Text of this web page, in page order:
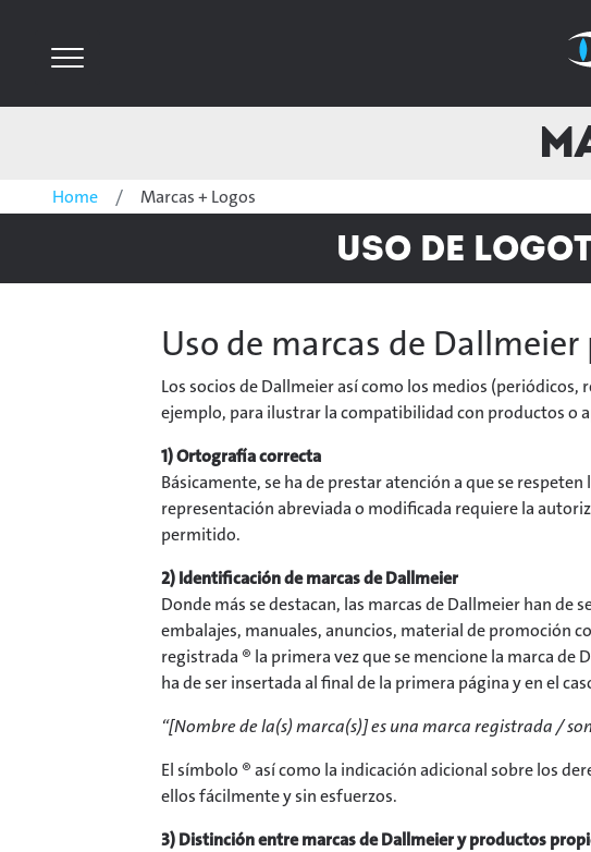
Home Marcas + Logos
Uso de
Uso de marcas de Dallmeier
Los socios de Dallmeier así como los medios
ejemplo, para ilustrar la compatibilidad con productos o
1) Ortografía correcta
Básicamente, se ha de prestar atención a que se
representación abreviada o modificada requiere la
permitido.
2) Identificación de marcas de Dallmeier
Donde más se destacan, las marcas de Dallmeier han
embalajes, manuales, anuncios, material de promoción
registrada ® la primera vez que se mencione la marca
ha de ser insertada al final de la primera página y en el
“[Nombre de la(s) marca(s)] es una marca registrada /
El símbolo ® así como la indicación adicional sobre los
ellos fácilmente y sin esfuerzos.
3) Distinción entre marcas de Dallmeier y productos